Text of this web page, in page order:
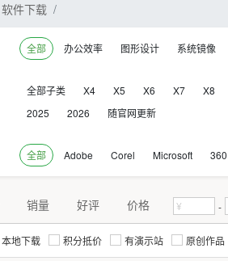
软件下载
全部 办公效率 图形设计 系统镜像
全部子类 X4 X5 X6 X7 X8
2025
2026 随官网更新
全部 Adobe Corel Microsoft 360
销量 好评 价格 -
本地下载 积分抵价 有演示站 原创作品